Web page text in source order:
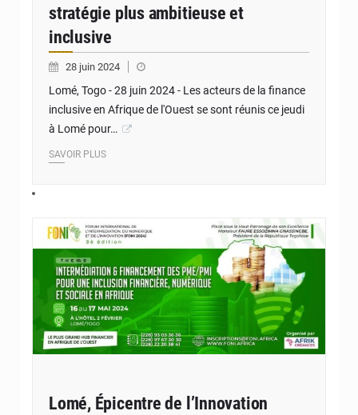
stratégie plus ambitieuse et
inclusive
28 juin 2024
Lomé, Togo - 28 juin 2024 - Les acteurs de la finance
inclusive en Afrique de l'Ouest se sont réunis ce jeudi
à Lomé pour…
SAVOIR PLUS
Lomé, Épicentre de l’Innovation